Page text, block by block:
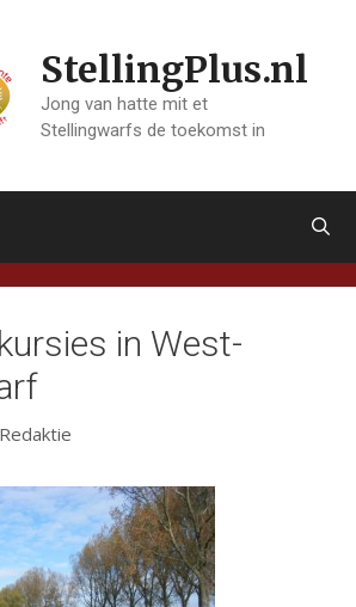
StellingPlus.nl
Jong van hatte mit et
Stellingwarfs de toekomst in
in West-
Redaktie